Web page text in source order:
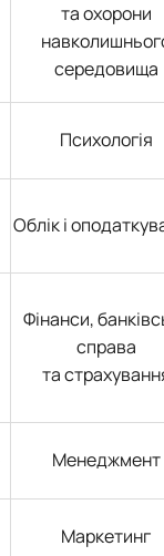
та охорони
середовища
Психологія
Облік і
Фінанси,
справа
та
Менеджмент
Маркетинг